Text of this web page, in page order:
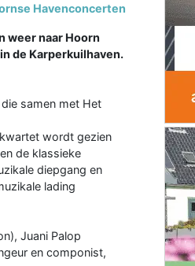
Havenconcerten
weer naar Hoorn
de Karperkuilhaven.
samen met Het
wordt gezien
de klassieke
diepgang en
lading
Juani Palop
en componist,